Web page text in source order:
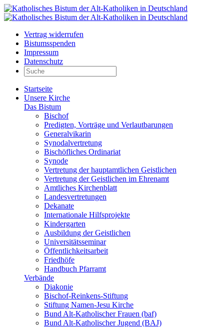
Vertrag widerrufen
Bistumsspenden
Impressum
Datenschutz
Startseite
Unsere Kirche
Das Bistum
Bischof
Predigten, Vorträge und Verlautbarungen
Generalvikarin
Synodalvertretung
Bischöfliches Ordinariat
Synode
Vertretung der hauptamtlichen Geistlichen
Vertretung der Geistlichen im Ehrenamt
Amtliches Kirchenblatt
Landesvertretungen
Dekanate
Internationale Hilfsprojekte
Kindergarten
Ausbildung der Geistlichen
Universitätsseminar
Öffentlichkeitsarbeit
Friedhöfe
Handbuch Pfarramt
Verbände
Diakonie
Bischof-Reinkens-Stiftung
Stiftung Namen-Jesu Kirche
Bund Alt-Katholischer Frauen (baf)
Bund Alt-Katholischer Jugend (BAJ)